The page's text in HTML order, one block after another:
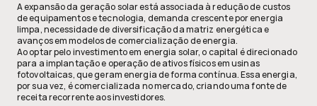
A expansão da geração solar está associada à redução de custos
de equipamentos e tecnologia, demanda crescente por energia
limpa, necessidade de diversificação da matriz energética e
avanços em modelos de comercialização de energia.
Ao optar pelo investimento em energia solar, o capital é direcionado
para a implantação e operação de ativos físicos em usinas
fotovoltaicas, que geram energia de forma contínua. Essa energia,
por sua vez, é comercializada no mercado, criando uma fonte de
receita recorrente aos investidores.